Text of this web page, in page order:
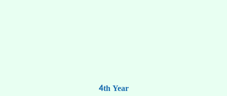
4th Year